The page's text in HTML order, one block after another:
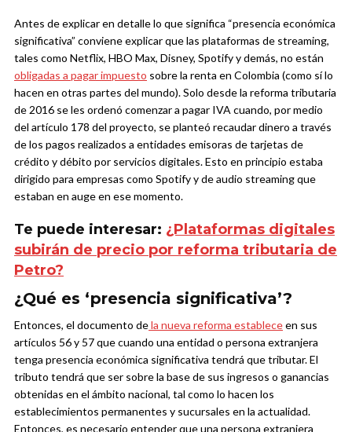
Antes de explicar en detalle lo que significa “presencia económica
significativa” conviene explicar que las plataformas de streaming,
tales como Netflix, HBO Max, Disney, Spotify y demás, no están
obligadas a pagar impuesto sobre la renta en Colombia (como sí lo
hacen en otras partes del mundo). Solo desde la reforma tributaria
de 2016 se les ordenó comenzar a pagar IVA cuando, por medio
del artículo 178 del proyecto, se planteó recaudar dinero a través
de los pagos realizados a entidades emisoras de tarjetas de
crédito y débito por servicios digitales. Esto en principio estaba
dirigido para empresas como Spotify y de audio streaming que
estaban en auge en ese momento.
Te puede interesar: ¿Plataformas digitales
subirán de precio por reforma tributaria de
Petro?
¿Qué es ‘presencia significativa’?
Entonces, el documento dela nueva reforma estableceen sus
artículos 56 y 57 que cuando una entidad o persona extranjera
tenga presencia económica significativa tendrá que tributar. El
tributo tendrá que ser sobre la base de sus ingresos o ganancias
obtenidas en el ámbito nacional, tal como lo hacen los
establecimientos permanentes y sucursales en la actualidad.
Entonces, es necesario entender que una persona extranjera